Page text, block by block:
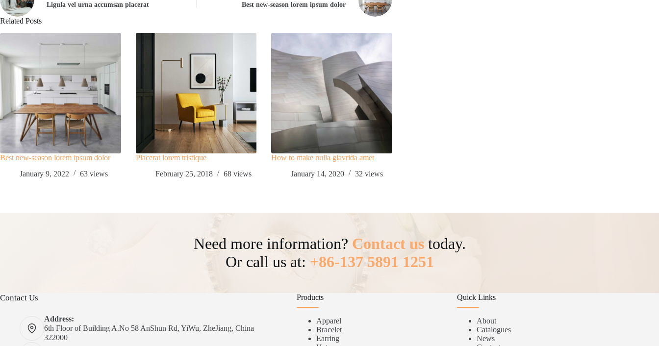
Ligula vel urna accumsan placerat Best new-season lorem ipsum dolor
Related Posts
Best new-season lorem ipsum dolor
January 9, 2022
63 views
Placerat lorem tristique
February 25, 2018
68 views
How to make nulla glavrida amet
January 14, 2020
32views
Need more information? Contact ustoday.
Or call us at: +86-137 5891 1251
Contact Us
Address:
6th Floor of Building A.No 58 AnShun Rd, YiWu, ZheJiang, China
322000
Products
Apparel
Bracelet
Earring
Quick Links
About
Catalogues
News